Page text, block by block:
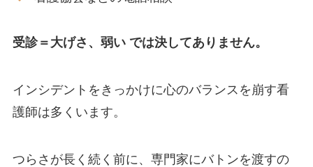
受診＝大げさ、弱い では決してありません。
インシデントをきっかけに心のバランスを崩す看
護師は多くいます。
つらさが長く続く前に、専門家にバトンを渡すの